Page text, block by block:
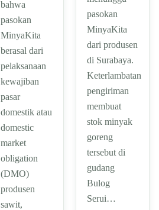
bahwa
pasokan
MinyaKita
berasal dari
pelaksanaan
kewajiban
pasar
domestik atau
domestic
market
obligation
(DMO)
produsen
sawit,
pasokan
MinyaKita
dari produsen
di Surabaya.
Keterlambatan
pengiriman
membuat
stok minyak
goreng
tersebut di
gudang
Bulog
Serui…